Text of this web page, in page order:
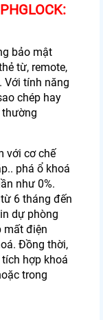
bảo mật
từ, remote,
Với tính năng
chép hay
với cơ chế
phá ổ khoá
như 0%.
6 tháng đến
dự phòng
mất điện
Đồng thời,
hợp khoá
trong